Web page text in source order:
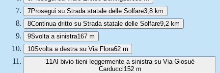
7Prosegui su Strada statale delle Solfare3,8 km
8Continua dritto su Strada statale delle Solfare9,2 km
9Svolta a sinistra167 m
10Svolta a destra su Via Flora62 m
11Al bivio tieni leggermente a sinistra su Via Giosué
Carducci152 m